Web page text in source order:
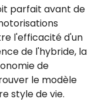
parfait avant de
l'efficacité d'un
de l'hybride, la
de
le modèle
style de vie.